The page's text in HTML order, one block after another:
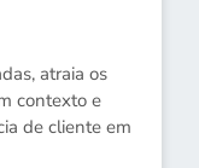
atraia os
contexto e
de cliente em